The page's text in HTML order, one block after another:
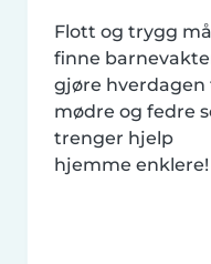
Flott og trygg
finne
gjøre hverdagen
mødre og fedre
trenger hjelp
hjemme enklere!